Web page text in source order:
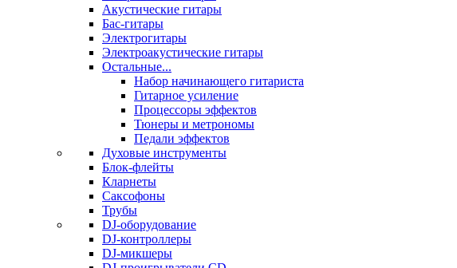
Акустические гитары
Бас-гитары
Электрогитары
Электроакустические гитары
Остальные...
Набор начинающего гитариста
Гитарное усиление
Процессоры эффектов
Тюнеры и метрономы
Педали эффектов
Духовые инструменты
Блок-флейты
Кларнеты
Саксофоны
Трубы
DJ-оборудование
DJ-контроллеры
DJ-микшеры